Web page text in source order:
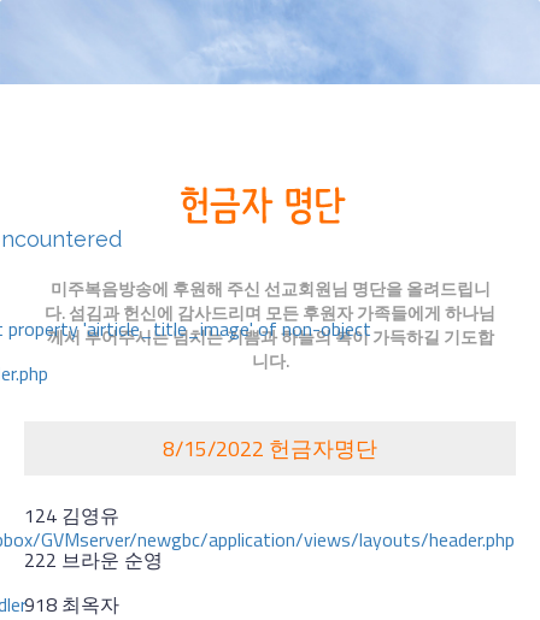
property 'airticle_title_image' of non-object
GVMserver/newgbc/application/views/layouts/header.php
미주복음방송에 후원해 주신 선교회원님 명단을 올려드립니
다. 섬김과 헌신에 감사드리며 모든 후원자 가족들에게 하나님
께서 부어주시는 넘치는 기쁨과 하늘의 복이 가득하길 기도합
니다.
8/15/2022 헌금자명단
124 김영유
222 브라운 순영
918 최옥자